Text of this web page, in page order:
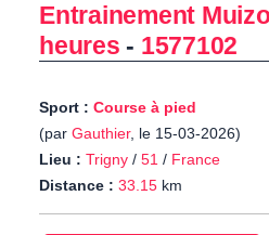
Entrainement
heures - 1577102
Sport : Course à pied
(par Gauthier, le 15-03-2026)
Lieu : Trigny / 51 / France
Distance : 33.15 km